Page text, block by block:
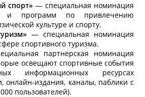
спорт» — специальная номинация
и программ по привлечению
культуре и спорту.
— специальная номинация
спортивного туризма.
партнерская номинация
освещают спортивные события
информационных ресурсах
онлайн-издания, каналы, паблики с
пользователей).